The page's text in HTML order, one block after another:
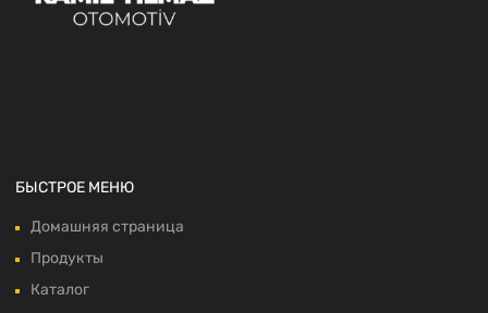
БЫСТРОЕ МЕНЮ
Домашняя страница
Продукты
Каталог